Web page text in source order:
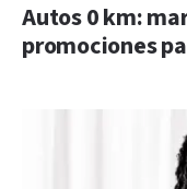
Autos 0 km:
promociones